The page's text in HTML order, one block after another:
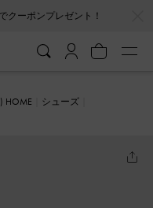
クーポンプレゼント！
HOME
シューズ